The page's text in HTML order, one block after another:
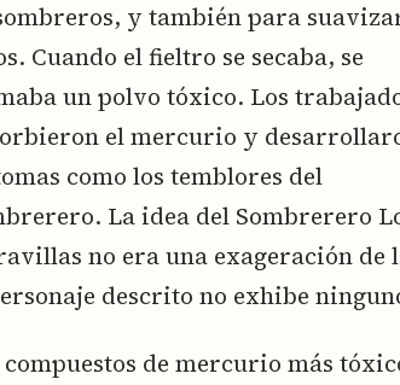
y también para
Cuando el fieltro se secaba, se
un polvo tóxico. Los
el mercurio y
como los temblores del
La idea del Sombrerero
no era una exageración de
descrito no exhibe
compuestos de mercurio más